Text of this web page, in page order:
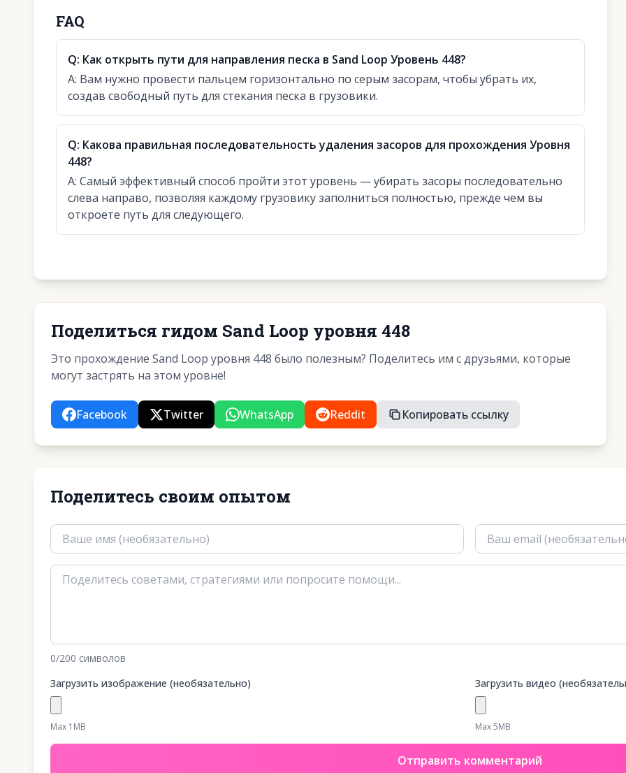
FAQ
Q: Как открыть пути для направления песка в Sand Loop Уровень 448?
A: Вам нужно провести пальцем горизонтально по серым засорам, чтобы убрать их,
создав свободный путь для стекания песка в грузовики.
Q: Какова правильная последовательность удаления засоров для прохождения Уровня
448?
A: Самый эффективный способ пройти этот уровень — убирать засоры последовательно
слева направо, позволяя каждому грузовику заполниться полностью, прежде чем вы
откроете путь для следующего.
Поделиться гидом Sand Loop уровня 448
Это прохождение Sand Loop уровня 448 было полезным? Поделитесь им с друзьями, которые
могут застрять на этом уровне!
Facebook Twitter WhatsApp Reddit Копировать ссылку
Поделитесь своим опытом
0/200 символов
Загрузить изображение (необязательно)
Max 1MB
Загрузить видео
Max 5MB
Отправить комментарий